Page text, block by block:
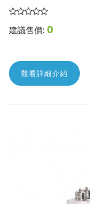
建議售價: 0
觀看詳細介紹